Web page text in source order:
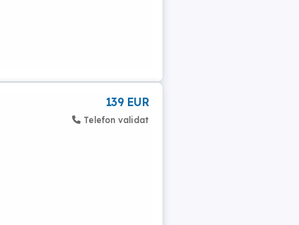
139 EUR
Telefon validat